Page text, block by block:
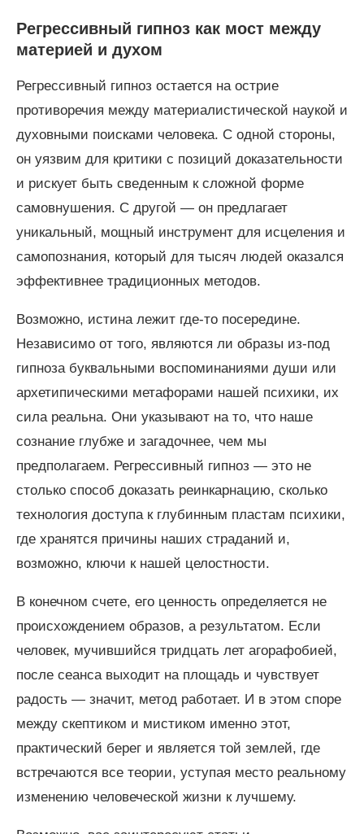
Регрессивный гипноз как мост между
материей и духом
Регрессивный гипноз остается на острие
противоречия между материалистической наукой и
духовными поисками человека. С одной стороны,
он уязвим для критики с позиций доказательности
и рискует быть сведенным к сложной форме
самовнушения. С другой — он предлагает
уникальный, мощный инструмент для исцеления и
самопознания, который для тысяч людей оказался
эффективнее традиционных методов.
Возможно, истина лежит где-то посередине.
Независимо от того, являются ли образы из-под
гипноза буквальными воспоминаниями души или
архетипическими метафорами нашей психики, их
сила реальна. Они указывают на то, что наше
сознание глубже и загадочнее, чем мы
предполагаем. Регрессивный гипноз — это не
столько способ доказать реинкарнацию, сколько
технология доступа к глубинным пластам психики,
где хранятся причины наших страданий и,
возможно, ключи к нашей целостности.
В конечном счете, его ценность определяется не
происхождением образов, а результатом. Если
человек, мучившийся тридцать лет агорафобией,
после сеанса выходит на площадь и чувствует
радость — значит, метод работает. И в этом споре
между скептиком и мистиком именно этот,
практический берег и является той землей, где
встречаются все теории, уступая место реальному
изменению человеческой жизни к лучшему.